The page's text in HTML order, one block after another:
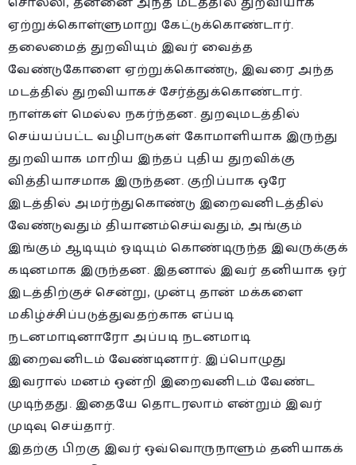
ஏற்றுக்கொள்ளுமாறு கேட்டுக்கொண்டார்.
தலைமைத் துறவியும் இவர் வைத்த
வேண்டுகோளை ஏற்றுக்கொண்டு, இவரை அந்த
மடத்தில் துறவியாகச் சேர்த்துக்கொண்டார்.
நாள்கள் மெல்ல நகர்ந்தன. துறவுமடத்தில்
செய்யப்பட்ட வழிபாடுகள் கோமாளியாக இருந்து
துறவியாக மாறிய இந்தப் புதிய துறவிக்கு
வித்தியாசமாக இருந்தன. குறிப்பாக ஒரே
இடத்தில் அமர்ந்துகொண்டு இறைவனிடத்தில்
வேண்டுவதும் தியானம்செய்வதும், அங்கும்
இங்கும் ஆடியும் ஓடியும் கொண்டிருந்த இவருக்குக்
கடினமாக இருந்தன. இதனால் இவர் தனியாக ஓர்
இடத்திற்குச் சென்று, முன்பு தான் மக்களை
மகிழ்ச்சிப்படுத்துவதற்காக எப்படி
நடனமாடினாரோ அப்படி நடனமாடி
இறைவனிடம் வேண்டினார். இப்பொழுது
இவரால் மனம் ஒன்றி இறைவனிடம் வேண்ட
முடிந்தது. இதையே தொடரலாம் என்றும் இவர்
முடிவு செய்தார்.
இதற்கு பிறகு இவர் ஒவ்வொருநாளும் தனியாகக்